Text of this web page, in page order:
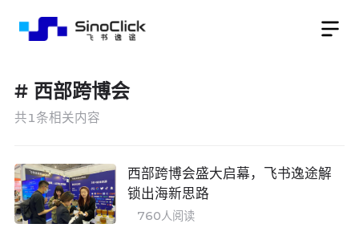
# 西部跨博会
共1条相关内容
西部跨博会盛大启幕，飞书逸途解
锁出海新思路
760人阅读